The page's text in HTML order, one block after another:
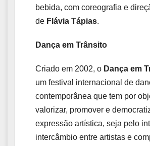
bebida, com coreografia e
de Flávia Tápias.
Dança em Trânsito
Criado em 2002, o Dança em
um festival internacional de
contemporânea que tem por
valorizar, promover e
expressão artística, seja pelo
intercâmbio entre artistas e